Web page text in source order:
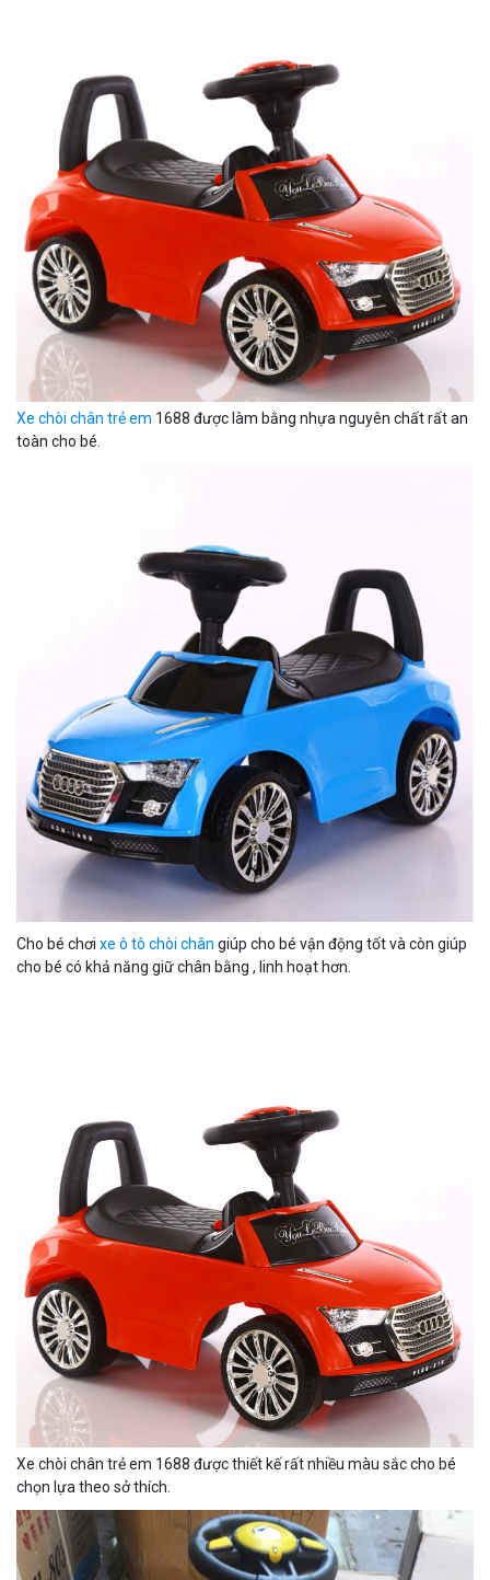
Xe chòi chân trẻ em 1688 được làm bằng nhựa nguyên chất rất an
toàn cho bé.
Cho bé chơi xe ô tô chòi chân giúp cho bé vận động tốt và còn giúp
cho bé có khả năng giữ chân bằng , linh hoạt hơn.
Xe chòi chân trẻ em 1688 được thiết kế rất nhiều màu sắc cho bé
chọn lựa theo sở thích.